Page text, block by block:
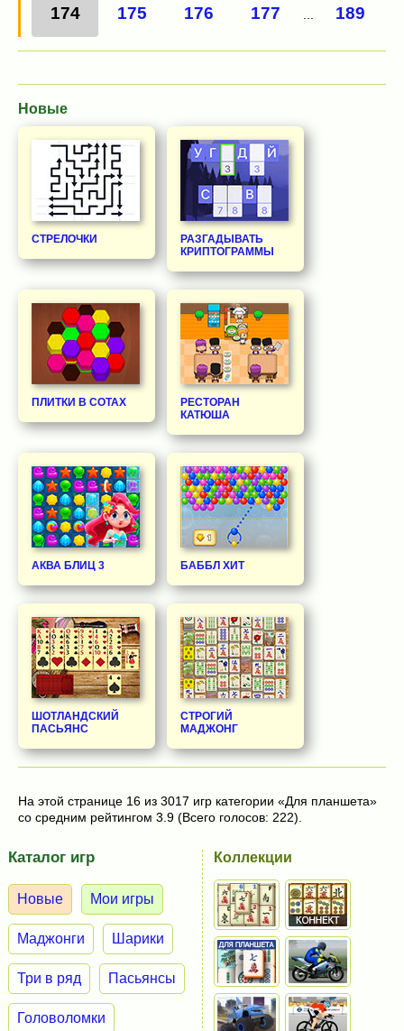
174 175 176 177 189
Новые
СТРЕЛОЧКИ
РАЗГАДЫВАТЬ
КРИПТОГРАММЫ
ПЛИТКИ В СОТАХ
РЕСТОРАН
КАТЮША
АКВА БЛИЦ 3 БАББЛ ХИТ
ШОТЛАНДСКИЙ
ПАСЬЯНС
СТРОГИЙ
МАДЖОНГ
На этой странице 16 из 3017 игр категории «Для планшета»
со средним рейтингом 3.9 (Всего голосов: 222).
Каталог игр
Новые Мои игры
Маджонги Шарики
Три в ряд Пасьянсы
Головоломки
Коллекции